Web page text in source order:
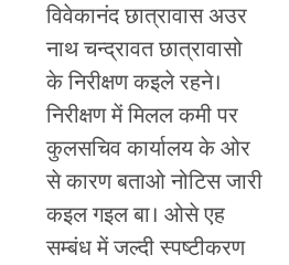
विवेकानंद छात्रावास अउर
नाथ चन्द्रावत छात्रावासो
के निरीक्षण कइले रहने।
निरीक्षण में मिलल कमी पर
कुलसचिव कार्यालय के ओर
से कारण बताओ नोटिस जारी
कइल गइल बा। ओसे एह
सम्बंध में जल्दी स्पष्टीकरण